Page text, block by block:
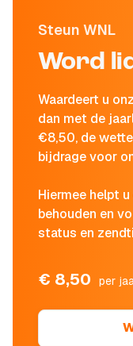
Steun WNL
Word
Waardeert u
dan met de
€8,50, de
bijdrage voor
Hiermee helpt
behouden en
status en
€ 8,50 per